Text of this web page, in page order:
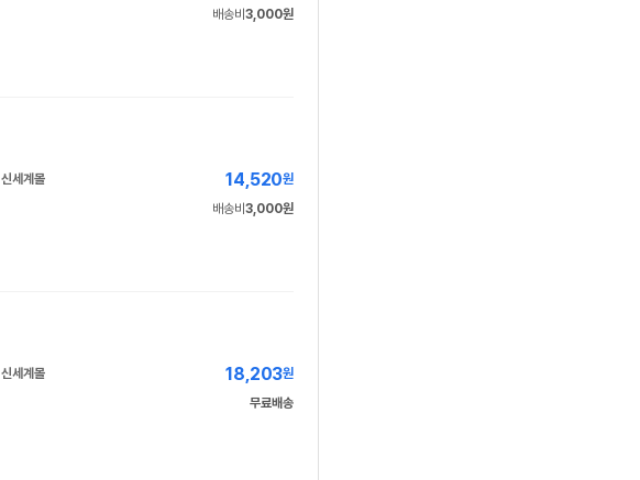
배송비 3,000원
신세계몰 14,520원
배송비 3,000원
신세계몰 18,203원
무료배송